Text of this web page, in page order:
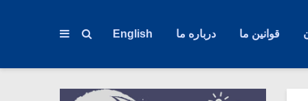
قوانین ما درباره ما English